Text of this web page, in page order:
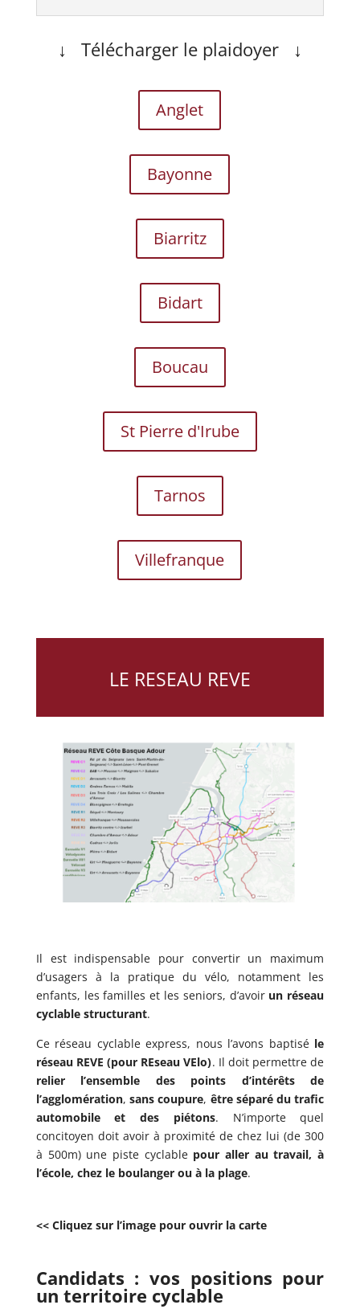
↓ Télécharger le plaidoyer ↓
Anglet
Bayonne
Biarritz
Bidart
Boucau
St Pierre d'Irube
Tarnos
Villefranque
LE RESEAU REVE
Il est indispensable pour convertir un maximum
d’usagers à la pratique du vélo, notamment les
enfants, les familles et les seniors, d’avoir un réseau
cyclable structurant.
Ce réseau cyclable express, nous l’avons baptisé le
réseau REVE (pour REseau VElo). Il doit permettre de
relier l’ensemble des points d’intérêts de
l’agglomération,sans coupure, être séparé du trafic
automobile et des piétons. N’importe quel
concitoyen doit avoir à proximité de chez lui (de 300
à 500m) une piste cyclable pour aller au travail, à
l’école, chez le boulanger ou à la plage.
<< Cliquez sur l’image pour ouvrir la carte
Candidats : vos positions pour
un territoire cyclable